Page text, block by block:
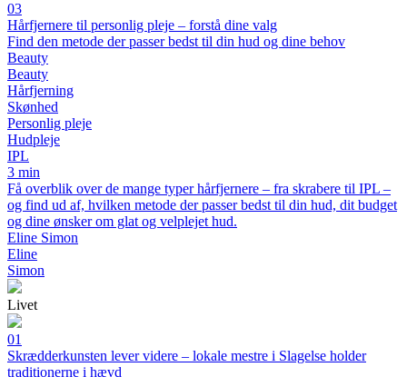
03
Hårfjernere til personlig pleje – forstå dine valg
Find den metode der passer bedst til din hud og dine behov
Beauty
Beauty
Hårfjerning
Skønhed
Personlig pleje
Hudpleje
IPL
3 min
Få overblik over de mange typer hårfjernere – fra skrabere til IPL –
og find ud af, hvilken metode der passer bedst til din hud, dit budget
og dine ønsker om glat og velplejet hud.
Eline Simon
Eline
Simon
Livet
01
Skrædderkunsten lever videre – lokale mestre i Slagelse holder
traditionerne i hævd